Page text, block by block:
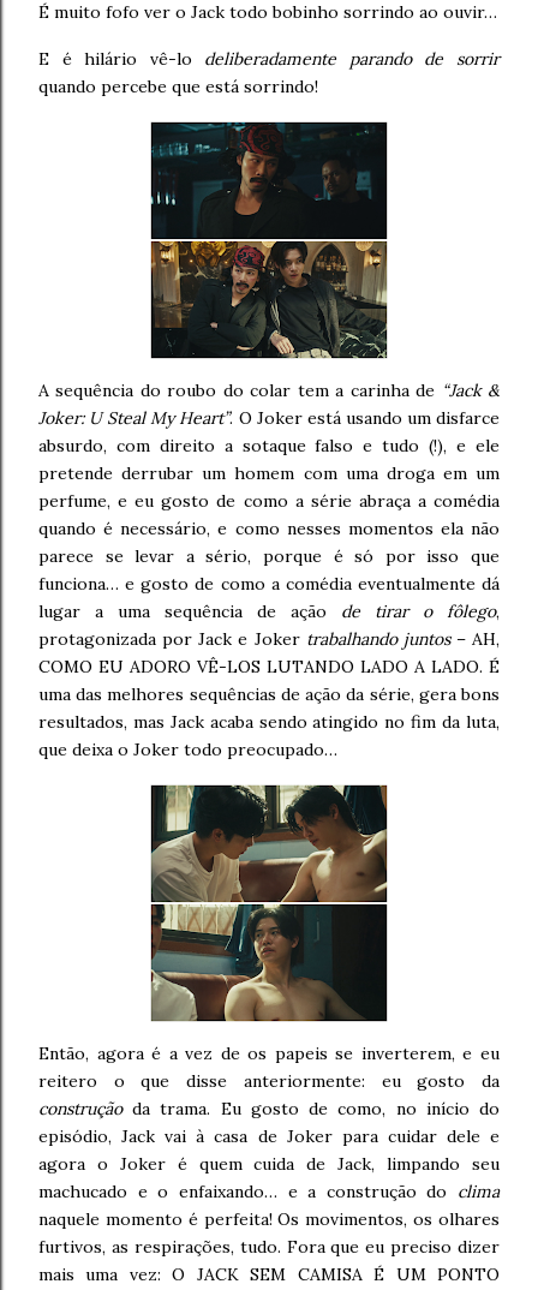
É muito fofo ver o Jack todo bobinho sorrindo ao ouvir…
E é hilário vê-lo deliberadamente parando de sorrir
quando percebe que está sorrindo!
A sequência do roubo do colar tem a carinha de “Jack &
Joker: U Steal My Heart”. O Joker está usando um disfarce
absurdo, com direito a sotaque falso e tudo (!), e ele
pretende derrubar um homem com uma droga em um
perfume, e eu gosto de como a série abraça a comédia
quando é necessário, e como nesses momentos ela não
parece se levar a sério, porque é só por isso que
funciona… e gosto de como a comédia eventualmente dá
lugar a uma sequência de ação de tirar o fôlego,
protagonizada por Jack e Joker trabalhando juntos– AH,
COMO EU ADORO VÊ-LOS LUTANDO LADO A LADO. É
uma das melhores sequências de ação da série, gera bons
resultados, mas Jack acaba sendo atingido no fim da luta,
que deixa o Joker todo preocupado…
Então, agora é a vez de os papeis se inverterem, e eu
reitero o que disse anteriormente: eu gosto da
construçãoda trama. Eu gosto de como, no início do
episódio, Jack vai à casa de Joker para cuidar dele e
agora o Joker é quem cuida de Jack, limpando seu
machucado e o enfaixando… e a construção do clima
naquele momento é perfeita! Os movimentos, os olhares
furtivos, as respirações, tudo. Fora que eu preciso dizer
mais uma vez: O JACK SEM CAMISA É UM PONTO